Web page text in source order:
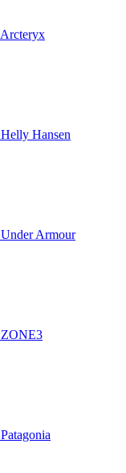
Arcteryx
Helly Hansen
Under Armour
ZONE3
Patagonia